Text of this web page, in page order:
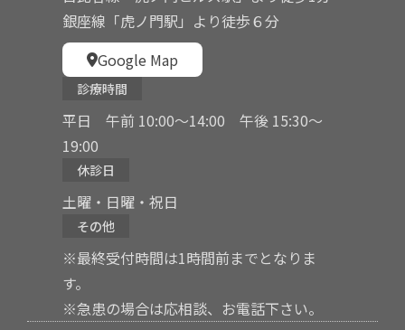
銀座線「虎ノ門駅」より徒歩６分
Google Map
診療時間
平日 午前 10:00〜14:00 午後 15:30〜
19:00
休診日
土曜・日曜・祝日
その他
※最終受付時間は1時間前までとなりま
す。
※急患の場合は応相談、お電話下さい。